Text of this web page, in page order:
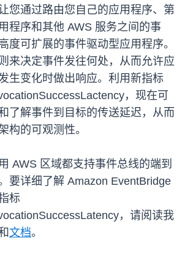
您通过路由您自己的应用程序、第
程序和其他 AWS 服务之间的事
度可扩展的事件驱动型应用程序。
来决定事件发往何处，从而允许应
生变化时做出响应。利用新指标
，现在可
了解事件到目标的传送延迟，从而
构的可观测性。
AWS 区域都支持事件总线的端到
要详细了解 Amazon EventBridge
标
，请阅读我
文档。